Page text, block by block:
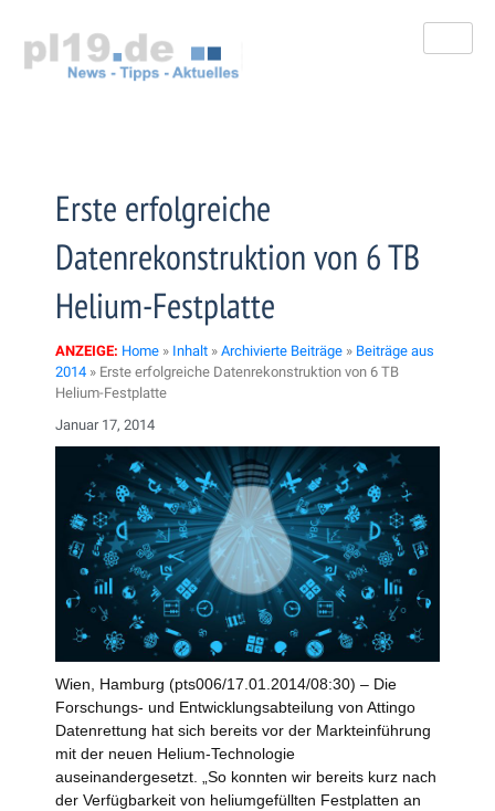
springen
Erste erfolgreiche
Datenrekonstruktion von 6 TB
Helium-Festplatte
ANZEIGE: Home » Inhalt » Archivierte Beiträge » Beiträge aus
2014 » Erste erfolgreiche Datenrekonstruktion von 6 TB
Helium-Festplatte
Januar 17, 2014
Wien, Hamburg (pts006/17.01.2014/08:30) – Die
Forschungs- und Entwicklungsabteilung von Attingo
Datenrettung hat sich bereits vor der Markteinführung
mit der neuen Helium-Technologie
auseinandergesetzt. „So konnten wir bereits kurz nach
der Verfügbarkeit von heliumgefüllten Festplatten an